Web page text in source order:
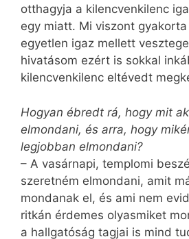
otthagyja a kilencvenkilenc
egy miatt. Mi viszont
egyetlen igaz mellett
hivatásom ezért is sokkal
kilencvenkilenc eltévedt
Hogyan ébredt rá, hogy mit
elmondani, és arra, hogy
legjobban elmondani?
– A vasárnapi, templomi
szeretném elmondani, amit
mondanak el, és ami nem
ritkán érdemes olyasmiket
a hallgatóság tagjai is mind